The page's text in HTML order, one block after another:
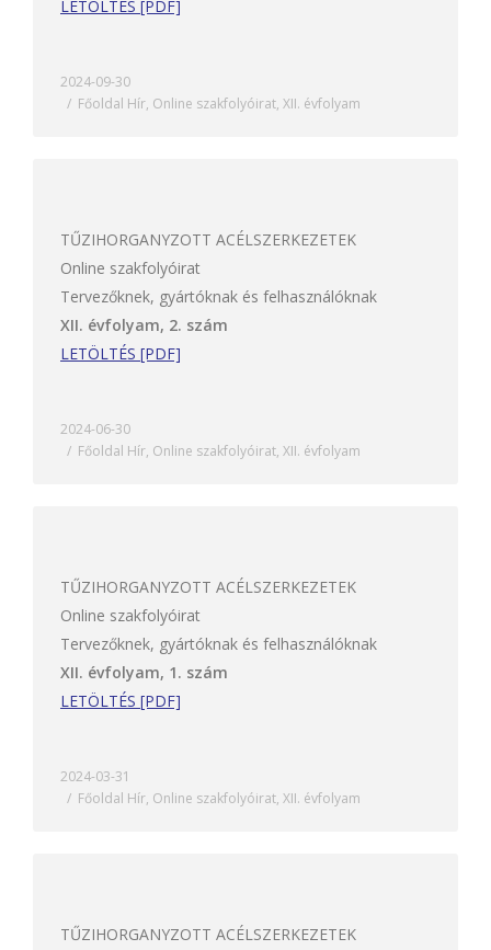
LETÖLTÉS [PDF]
2024-09-30
Főoldal Hír, Online szakfolyóirat, XII. évfolyam
TŰZIHORGANYZOTT ACÉLSZERKEZETEK
Online szakfolyóirat
Tervezőknek, gyártóknak és felhasználóknak
XII. évfolyam, 2. szám
LETÖLTÉS [PDF]
2024-06-30
Főoldal Hír, Online szakfolyóirat, XII. évfolyam
TŰZIHORGANYZOTT ACÉLSZERKEZETEK
Online szakfolyóirat
Tervezőknek, gyártóknak és felhasználóknak
XII. évfolyam, 1. szám
LETÖLTÉS [PDF]
2024-03-31
Főoldal Hír, Online szakfolyóirat, XII. évfolyam
TŰZIHORGANYZOTT ACÉLSZERKEZETEK